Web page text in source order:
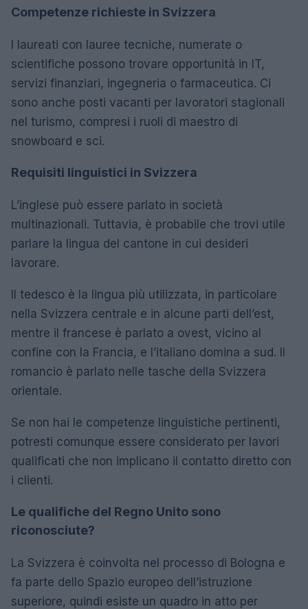
Competenze richieste in Svizzera
I laureati con lauree tecniche, numerate o
scientifiche possono trovare opportunità in IT,
servizi finanziari, ingegneria o farmaceutica. Ci
sono anche posti vacanti per lavoratori stagionali
nel turismo, compresi i ruoli di maestro di
snowboard e sci.
Requisiti linguistici in Svizzera
L’inglese può essere parlato in società
multinazionali. Tuttavia, è probabile che trovi utile
parlare la lingua del cantone in cui desideri
lavorare.
Il tedesco è la lingua più utilizzata, in particolare
nella Svizzera centrale e in alcune parti dell’est,
mentre il francese è parlato a ovest, vicino al
confine con la Francia, e l’italiano domina a sud. Il
romancio è parlato nelle tasche della Svizzera
orientale.
Se non hai le competenze linguistiche pertinenti,
potresti comunque essere considerato per lavori
qualificati che non implicano il contatto diretto con
i clienti.
Le qualifiche del Regno Unito sono
riconosciute?
La Svizzera è coinvolta nel processo di Bologna e
fa parte dello Spazio europeo dell’istruzione
superiore, quindi esiste un quadro in atto per